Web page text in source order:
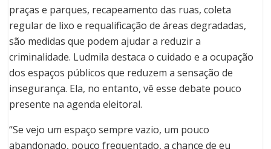
praças e parques, recapeamento das ruas, coleta
regular de lixo e requalificação de áreas degradadas,
são medidas que podem ajudar a reduzir a
criminalidade. Ludmila destaca o cuidado e a ocupação
dos espaços públicos que reduzem a sensação de
insegurança. Ela, no entanto, vê esse debate pouco
presente na agenda eleitoral.
“Se vejo um espaço sempre vazio, um pouco
abandonado, pouco frequentado, a chance de eu